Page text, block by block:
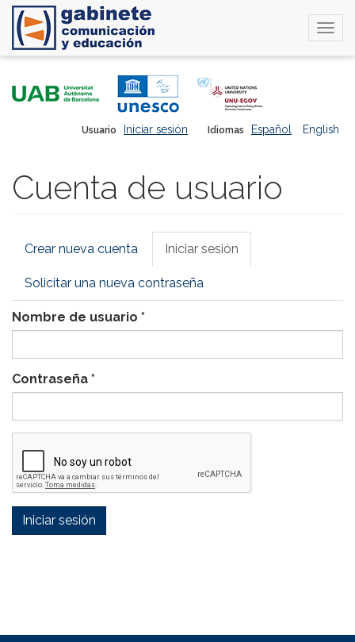
Idiomas Español English
Usuario Iniciar sesión
Cuenta de usuario
Solapas
Crear nueva cuenta Iniciar sesión
activa)
Solicitar una nueva contraseña
Nombre de usuario *
Contraseña *
Iniciar sesión